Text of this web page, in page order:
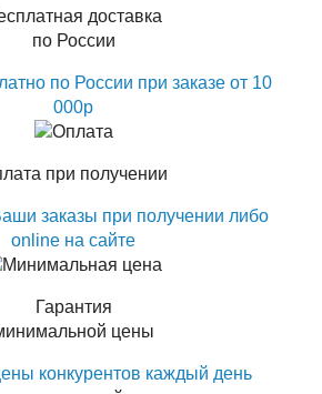
доставка
по России
по России при заказе от 10
000р
при получении
заказы при получении либо
online на сайте
Гарантия
цены
конкурентов каждый день